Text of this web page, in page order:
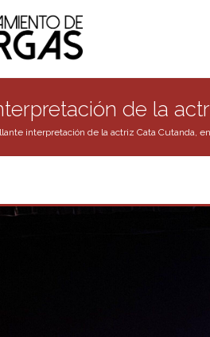
de la
interpretación de la actriz Cata Cutanda,